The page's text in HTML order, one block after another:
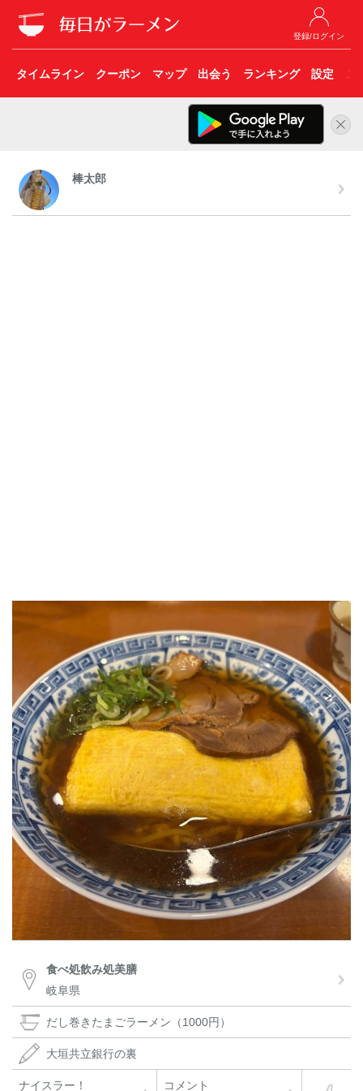
登録/ログイン
タイムライン クーポン マップ 出会う ランキング 設定 こ
棒太郎
食べ処飲み処美膳
岐阜県
だし巻きたまごラーメン（1000円）
大垣共立銀行の裏
ナイスラー！ コメント